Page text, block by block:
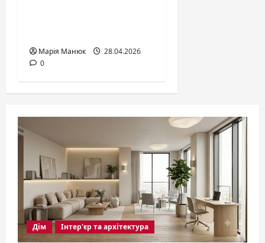
Марія Манюк
28.04.2026
0
Дім Інтер'єр та архітектура